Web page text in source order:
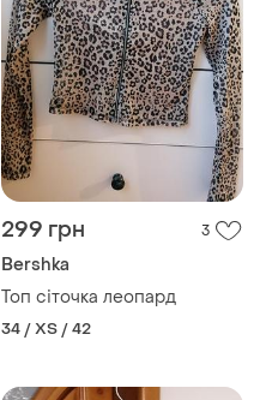
299 грн 3
Bershka
Топ сіточка леопард
34 / XS / 42